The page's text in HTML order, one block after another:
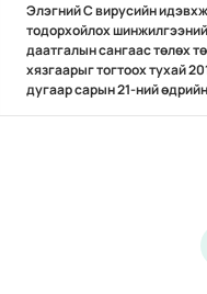
Элэгний С вирусийн
тодорхойлох
даатгалын сангаас төлөх
хязгаарыг тогтоох тухай
дугаар сарын 21-ний